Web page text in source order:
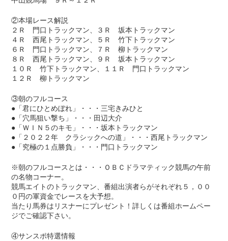
②本場レース解説
２Ｒ 門口トラックマン、３Ｒ 坂本トラックマン
４Ｒ 西尾トラックマン、５Ｒ 竹下トラックマン
６Ｒ 門口トラックマン、７Ｒ 柳トラックマン
８Ｒ 西尾トラックマン、９Ｒ 坂本トラックマン
１０Ｒ 竹下トラックマン、１１Ｒ 門口トラックマン
１２Ｒ 柳トラックマン
③朝のフルコース
●「君にひとめぼれ」・・・三宅きみひと
●「穴馬狙い撃ち」・・・田辺大介
●「ＷＩＮ５のキモ」・・・坂本トラックマン
●「２０２２年 クラシックへの道」・・・西尾トラックマン
●「究極の１点勝負」・・・門口トラックマン
※朝のフルコースとは・・・ＯＢＣドラマティック競馬の午前
の名物コーナー。
競馬エイトのトラックマン、番組出演者らがそれぞれ５，００
０円の軍資金でレースを大予想。
当たり馬券はリスナーにプレゼント！詳しくは番組ホームペー
ジでご確認下さい。
④サンスポ特選情報